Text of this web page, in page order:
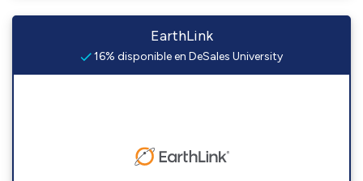
EarthLink
16% disponible en DeSales University